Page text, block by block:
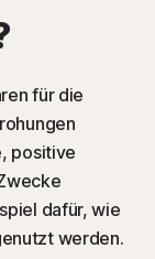
für die
positive
dafür, wie
werden.